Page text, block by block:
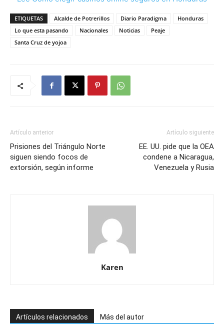
ETIQUETAS Alcalde de Potrerillos Diario Paradigma
Honduras
Lo que esta pasando
Nacionales Noticias
Peaje
Santa Cruz de yojoa
Artículo anterior
Prisiones del Triángulo Norte
siguen siendo focos de
extorsión, según informe
Artículo siguiente
EE. UU. pide que la OEA
condene a Nicaragua,
Venezuela y Rusia
Karen
Artículos relacionados Más del autor